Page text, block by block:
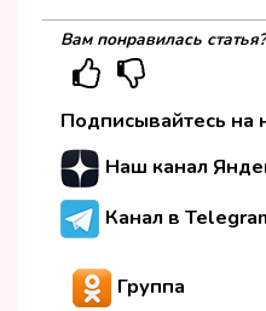
Вам понравилась статья?
Подписывайтесь на
Наш канал
Канал в
Группа